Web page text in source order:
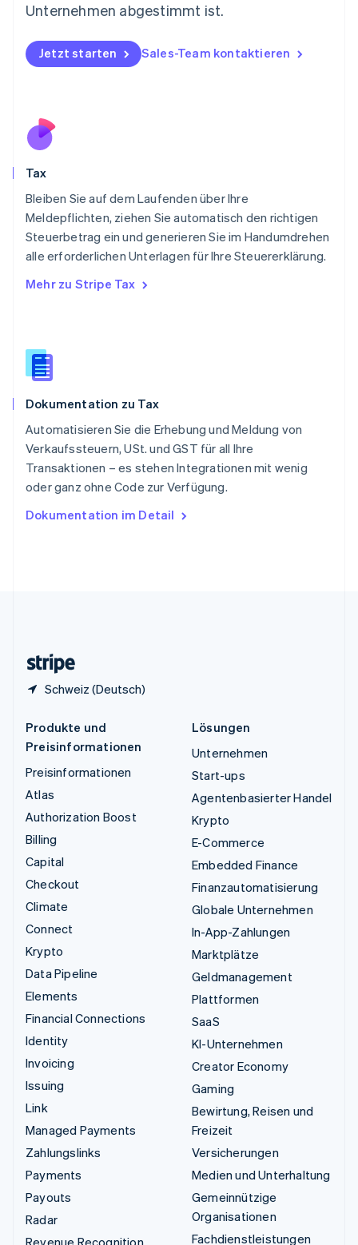
Unternehmen abgestimmt ist.
Jetzt starten Sales-Team kontaktieren
Tax
Bleiben Sie auf dem Laufenden über Ihre
Meldepflichten, ziehen Sie automatisch den richtigen
Steuerbetrag ein und generieren Sie im Handumdrehen
alle erforderlichen Unterlagen für Ihre Steuererklärung.
Mehr zu Stripe Tax
Dokumentation zu Tax
Automatisieren Sie die Erhebung und Meldung von
Verkaufssteuern, USt. und GST für all Ihre
Transaktionen – es stehen Integrationen mit wenig
oder ganz ohne Code zur Verfügung.
Dokumentation im Detail
Schweiz (Deutsch)
NederlandsEnglish
English
Österreich
Portugal
Português
Schweden
Schweiz
DeutschFrançaisItalianoEnglish
Singapur
Slowakei
Sonderverwaltungsregion Hongkong,
China
Spanien
EspañolEnglish
Thailand
Tschechische Republik
English
English
Produkte und
Preisinformationen
Preisinformationen
Atlas
Authorization Boost
Billing
Capital
Checkout
Climate
Connect
Krypto
Data Pipeline
Elements
Financial Connections
Identity
Invoicing
Issuing
Link
Managed Payments
Zahlungslinks
Payments
Payouts
Radar
Revenue Recognition
Lösungen
Unternehmen
Start-ups
Agentenbasierter Handel
Krypto
E-Commerce
Embedded Finance
Finanzautomatisierung
Globale Unternehmen
In-App-Zahlungen
Marktplätze
Geldmanagement
Plattformen
SaaS
KI-Unternehmen
Creator Economy
Gaming
Bewirtung, Reisen und
Freizeit
Versicherungen
Medien und Unterhaltung
Gemeinnützige
Organisationen
Fachdienstleistungen